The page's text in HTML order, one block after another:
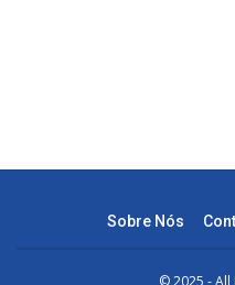
Sobre Nós
© 2025 - All